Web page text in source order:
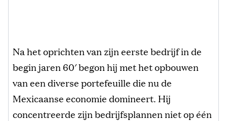
Na het oprichten van zijn eerste bedrijf in de
begin jaren 60′ begon hij met het opbouwen
van een diverse portefeuille die nu de
Mexicaanse economie domineert. Hij
concentreerde zijn bedrijfsplannen niet op één